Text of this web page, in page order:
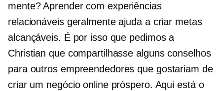
mente? Aprender com experiências
relacionáveis ​​geralmente ajuda a criar metas
alcançáveis. É por isso que pedimos a
Christian que compartilhasse alguns conselhos
para outros empreendedores que gostariam de
criar um negócio online próspero. Aqui está o